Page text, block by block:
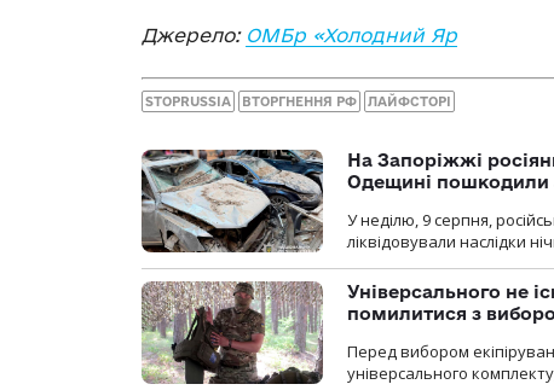
Джерело: ОМБр «Холодний Яр
STOPRUSSIA ВТОРГНЕННЯ РФ ЛАЙФСТОРІ
На Запоріжжі
Одещині пошкодили
У неділю, 9 серпня,
ліквідовували наслідки
Універсального не
помилитися з
Перед вибором
універсального